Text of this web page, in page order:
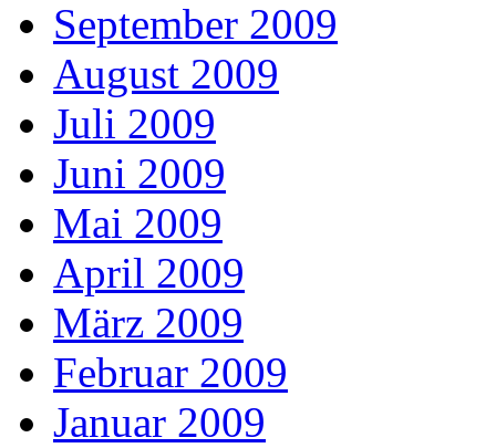
September 2009
August 2009
Juli 2009
Juni 2009
Mai 2009
April 2009
März 2009
Februar 2009
Januar 2009